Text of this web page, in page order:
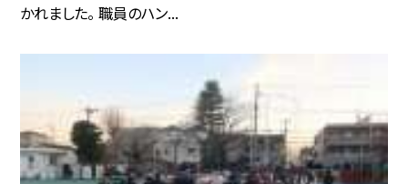
かれました。 職員のハン...